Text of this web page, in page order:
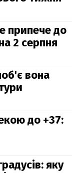
припече до
2 серпня
вона
до +37:
яку